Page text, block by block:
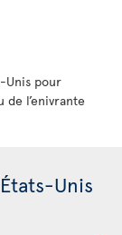
Unis pour
de l’enivrante
Unis